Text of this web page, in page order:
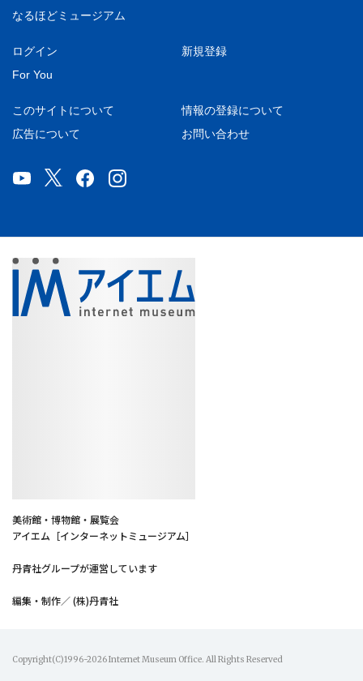
なるほどミュージアム
ログイン
新規登録
For You
このサイトについて
情報の登録について
広告について
お問い合わせ
美術館・博物館・展覧会
アイエム［インターネットミュージアム］
丹青社グループが運営しています
編集・制作／ (株)丹青社
Copyright(C)1996-2026 Internet Museum Office. All Rights Reserved